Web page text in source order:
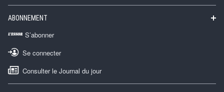
ABONNEMENT
S’abonner
Se connecter
Consulter le Journal du jour